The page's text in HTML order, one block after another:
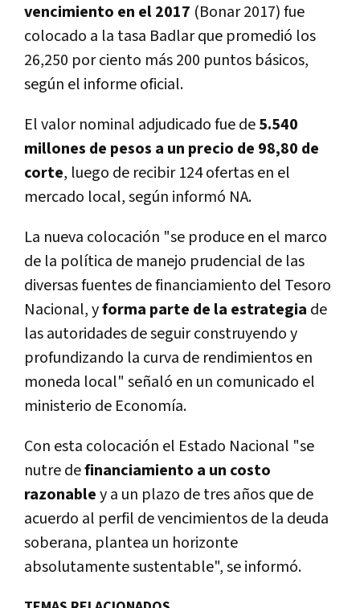
vencimiento en el 2017 (Bonar 2017) fue
colocado a la tasa Badlar que promedió los
26,250 por ciento más 200 puntos básicos,
según el informe oficial.
El valor nominal adjudicado fue de5.540
millones de pesos a un precio de 98,80 de
corte, luego de recibir 124 ofertas en el
mercado local, según informó NA.
La nueva colocación "se produce en el marco
de la política de manejo prudencial de las
diversas fuentes de financiamiento del Tesoro
Nacional, yforma parte de la estrategia de
las autoridades de seguir construyendo y
profundizando la curva de rendimientos en
moneda local" señaló en un comunicado el
ministerio de Economía.
Con esta colocación el Estado Nacional "se
nutre definanciamiento a un costo
razonabley a un plazo de tres años que de
acuerdo al perfil de vencimientos de la deuda
soberana, plantea un horizonte
absolutamente sustentable", se informó.